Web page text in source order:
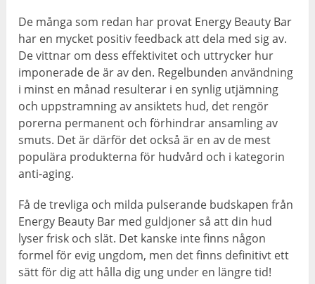
De många som redan har provat Energy Beauty Bar
har en mycket positiv feedback att dela med sig av.
De vittnar om dess effektivitet och uttrycker hur
imponerade de är av den. Regelbunden användning
i minst en månad resulterar i en synlig utjämning
och uppstramning av ansiktets hud, det rengör
porerna permanent och förhindrar ansamling av
smuts. Det är därför det också är en av de mest
populära produkterna för hudvård och i kategorin
anti-aging.
Få de trevliga och milda pulserande budskapen från
Energy Beauty Bar med guldjoner så att din hud
lyser frisk och slät. Det kanske inte finns någon
formel för evig ungdom, men det finns definitivt ett
sätt för dig att hålla dig ung under en längre tid!